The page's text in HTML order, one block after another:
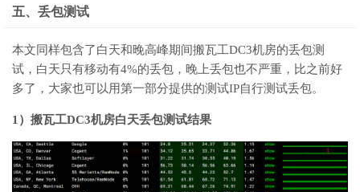
五、丢包测试
本文同样包含了白天和晚高峰期间搬瓦工DC3机房的丢包测
试，白天只有移动有4%的丢包，晚上丢包也不严重，比之前好
多了，大家也可以用第一部分提供的测试IP自行测试丢包。
1）搬瓦工DC3机房白天丢包测试结果